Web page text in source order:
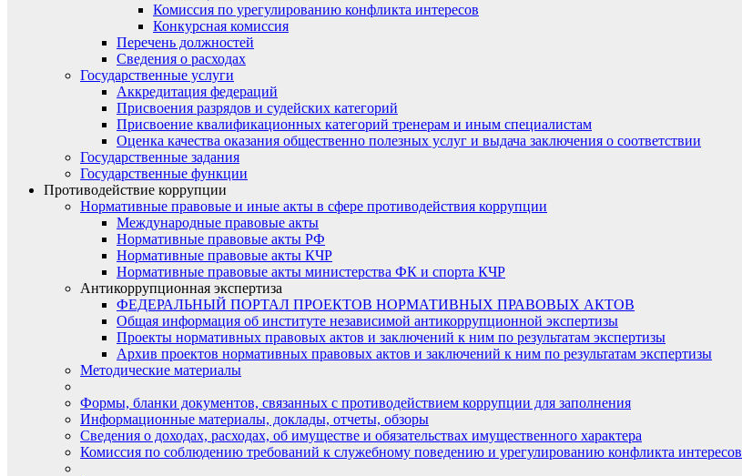
Комиссия по урегулированию конфликта интересов
Конкурсная комиссия
Перечень должностей
Сведения о расходах
Государственные услуги
Аккредитация федераций
Присвоения разрядов и судейских категорий
Присвоение квалификационных категорий тренерам и иным специалистам
Оценка качества оказания общественно полезных услуг и выдача заключения о соответствии
Государственные задания
Государственные функции
Противодействие коррупции
Нормативные правовые и иные акты в сфере противодействия коррупции
Международные правовые акты
Нормативные правовые акты РФ
Нормативные правовые акты КЧР
Нормативные правовые акты министерства ФК и спорта КЧР
Антикоррупционная экспертиза
ФЕДЕРАЛЬНЫЙ ПОРТАЛ ПРОЕКТОВ НОРМАТИВНЫХ ПРАВОВЫХ АКТОВ
Общая информация об институте независимой антикоррупционной экспертизы
Проекты нормативных правовых актов и заключений к ним по результатам экспертизы
Архив проектов нормативных правовых актов и заключений к ним по результатам экспертизы
Методические материалы
Формы, бланки документов, связанных с противодействием коррупции для заполнения
Информационные материалы, доклады, отчеты, обзоры
Сведения о доходах, расходах, об имуществе и обязательствах имущественного характера
Комиссия по соблюдению требований к служебному поведению и урегулированию конфликта интересов